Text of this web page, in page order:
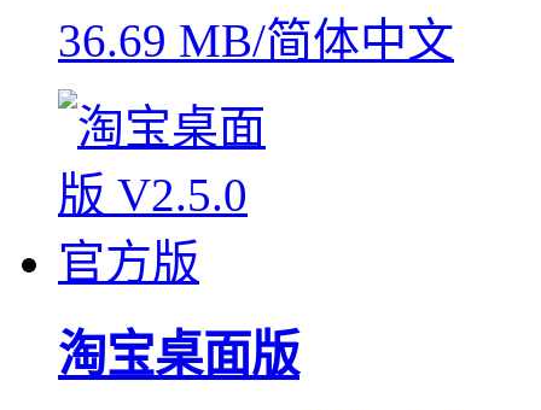
36.69 MB/简体中文
淘宝桌面版